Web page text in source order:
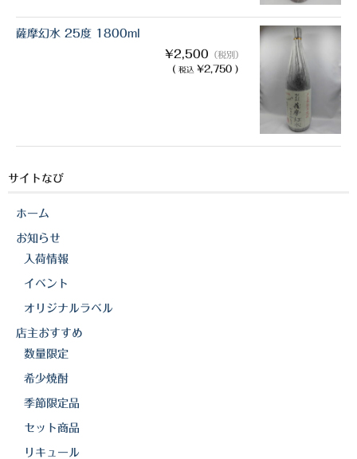
薩摩幻水 25度 1800ml
¥2,500 （税別）
( 税込 ¥2,750 )
サイトなび
ホーム
お知らせ
入荷情報
イベント
オリジナルラベル
店主おすすめ
数量限定
希少焼酎
季節限定品
セット商品
リキュール